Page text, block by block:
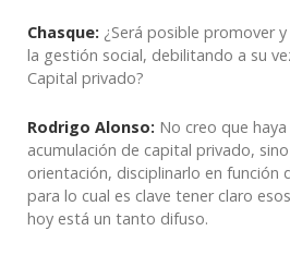
Chasque: ¿Será posible promover
la gestión social, debilitando a su
Capital privado?
Rodrigo Alonso: No creo que
acumulación de capital privado,
orientación, disciplinarlo en función
para lo cual es clave tener claro
hoy está un tanto difuso.